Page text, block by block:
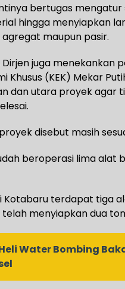
bertugas mengatur
hingga menyiapkan
maupun pasir.
juga menekankan
Khusus (KEK) Mekar
dan utara proyek agar
disebut masih
beroperasi lima
Kotabaru terdapat tiga
menyiapkan dua
Water Bombing